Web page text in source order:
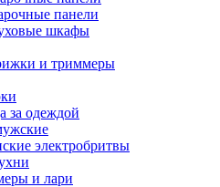
панели
шкафы
и триммеры
за одеждой
электробритвы
и лари